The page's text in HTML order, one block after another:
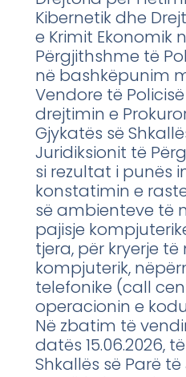
Kibernetik dhe
e Krimit Ekonomik
Përgjithshme të
në bashkëpunim
Vendore të
drejtimin e
Gjykatës së
Juridiksionit të
si rezultat i punës
konstatimin e
së ambienteve të
pajisje
tjera, për kryerje
kompjuterik,
telefonike (call
operacionin e
Në zbatim të
datës 15.06.2026,
Shkallës së Parë